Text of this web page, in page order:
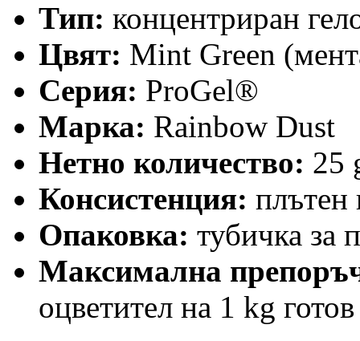
Тип: концентриран
Цвят: Mint Green
Серия: ProGel®
Марка: Rainbow Dust
Нетно количество: 25
Консистенция: плътен
Опаковка: тубичка за
Максимална
оцветител на 1 kg